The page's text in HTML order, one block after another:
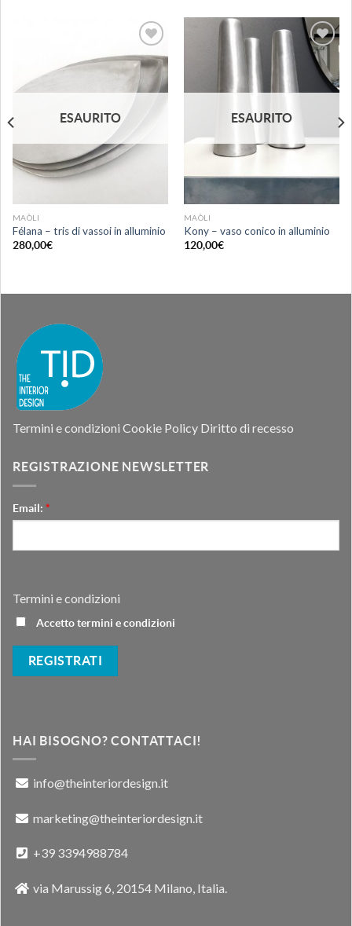
Aggiungi
alla lista
dei
desideri
ESAURITO
MAÒLI
Félana – tris di vassoi in alluminio
280,00€
Aggiungi
alla lista
dei
desideri
ESAURITO
MAÒLI
Kony – vaso conico in alluminio
120,00€
Termini e condizioni Cookie Policy Diritto di recesso
REGISTRAZIONE NEWSLETTER
Email: *
Termini e condizioni
Accetto termini e condizioni
HAI BISOGNO? CONTATTACI!
info@theinteriordesign.it
marketing@theinteriordesign.it
+39 3394988784
via Marussig 6, 20154 Milano, Italia.